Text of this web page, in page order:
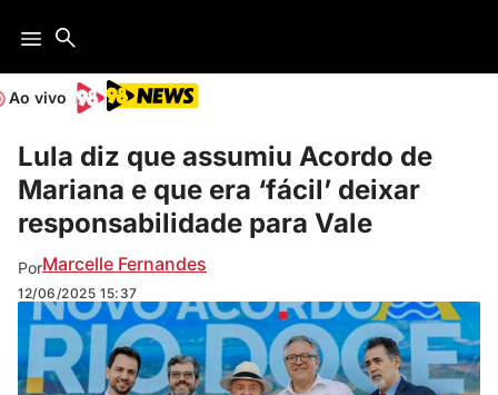
Ao vivo
Lula diz que assumiu Acordo de
Mariana e que era ‘fácil’ deixar
responsabilidade para Vale
PorMarcelle Fernandes
12/06/2025 15:37